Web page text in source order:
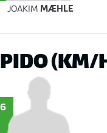
JOAKIM MÆHLE
(KM/